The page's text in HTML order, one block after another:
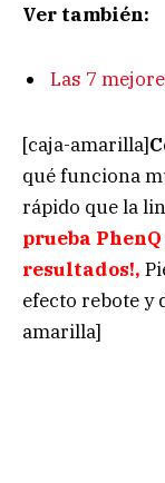
Ver también:
Las 7
[caja-amarilla]
qué funciona
rápido que la
prueba
resultados!,
efecto rebote y
amarilla]